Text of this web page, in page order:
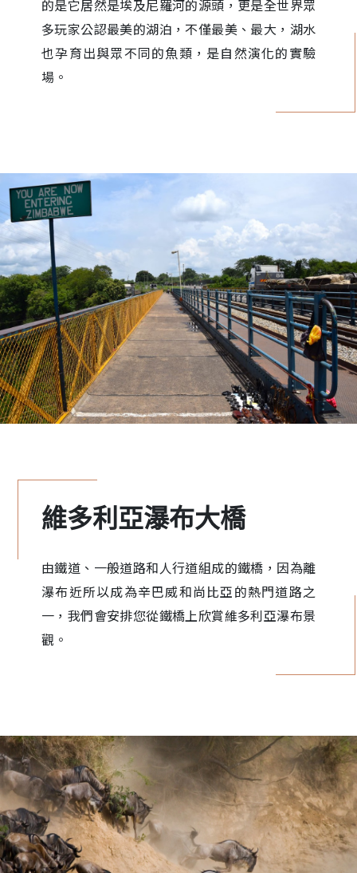
的是它居然是埃及尼羅河的源頭，更是全世界眾
多玩家公認最美的湖泊，不僅最美、最大，湖水
也孕育出與眾不同的魚類，是自然演化的實驗
場。
維多利亞瀑布大橋
由鐵道、一般道路和人行道組成的鐵橋，因為離
瀑布近所以成為辛巴威和尚比亞的熱門道路之
一，我們會安排您從鐵橋上欣賞維多利亞瀑布景
觀。